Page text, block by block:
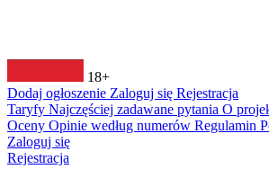
18+
Dodaj ogłoszenie Zaloguj się Rejestracja
Taryfy Najczęściej zadawane pytania O
Oceny Opinie według numerów Regulamin
Zaloguj się
Rejestracja